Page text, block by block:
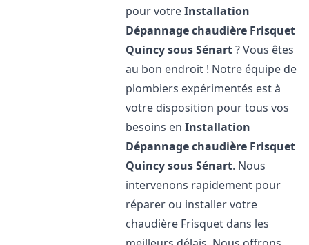
pour votreInstallation
Dépannage chaudière Frisquet
Quincy sous Sénart? Vous êtes
au bon endroit ! Notre équipe de
plombiers expérimentés est à
votre disposition pour tous vos
besoins enInstallation
Dépannage chaudière Frisquet
Quincy sous Sénart. Nous
intervenons rapidement pour
réparer ou installer votre
chaudière Frisquet dans les